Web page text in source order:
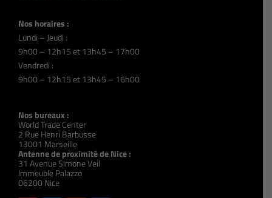
Nos horaires :
Lundi – Jeudi :
9h00 – 12h15 et 13h45 – 17h00
Vendredi :
9h00 – 12h15 et 13h45 – 16h00
Nos bureaux :
World Trade Center
2 Rue Henri Barbusse
13001 Marseille
Antenne de proximité de Nice :
31 Avenue Simone Veil
Immeuble Palazzo
06200 Nice